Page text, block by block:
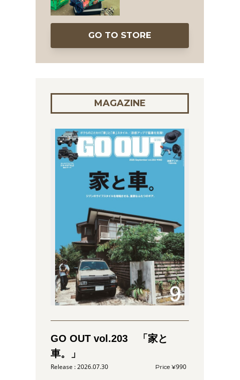
GO TO STORE
MAGAZINE
GO OUT vol.203 「家と
車。」
2026.07.30 990